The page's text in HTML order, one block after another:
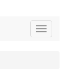
Toggle